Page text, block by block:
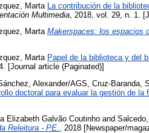
Marta La contribución de la
Multimedia , 2018, vol. 29, n. 1.
Marta Makerspaces: los espacios
Marta Papel de la biblioteca y del
[Journal article (Paginated)]
Alexander/AGS, Cruz-Baranda,
doctoral para evaluar la gestión de
Elizabeth Galvão Coutinho and
Releitura - PE.
, 2018 [Newspaper/